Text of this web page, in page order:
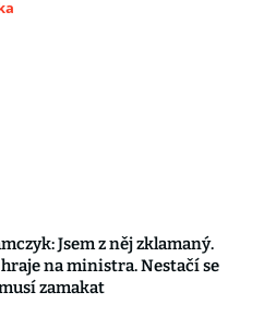
Jsem z něj zklamaný.
na ministra. Nestačí se
zamakat